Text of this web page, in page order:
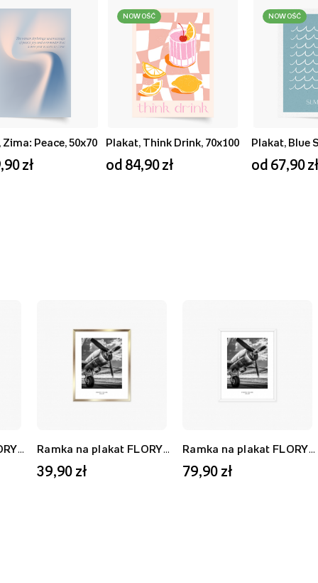
Peace, 50x70
zł
NOWOŚĆ
Plakat, Think Drink, 70x100
od 84,90 zł
NOWOŚĆ
od 67,90
39,90 zł 79,90 zł